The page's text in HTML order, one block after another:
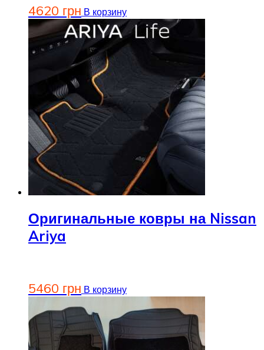
4620 грн В корзину
Оригинальные ковры на Nissan
Ariya
5460 грн В корзину